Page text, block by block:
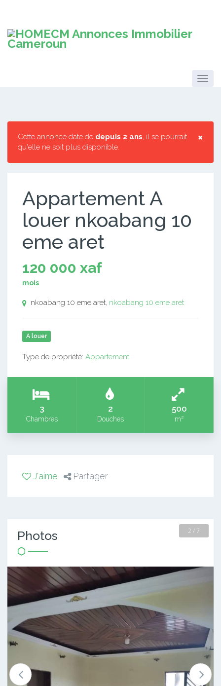
×
Cette annonce date de depuis 2 ans, il se pourrait
qu'elle ne soit plus disponible.
Appartement A
louer nkoabang 10
eme aret
120 000 xaf
mois
nkoabang 10 eme aret, nkoabang 10 eme aret
A louer
Type de propriété: Appartement
3
Chambres
2
Douches
500
m²
J'aime Partager
Photos 2 / 7